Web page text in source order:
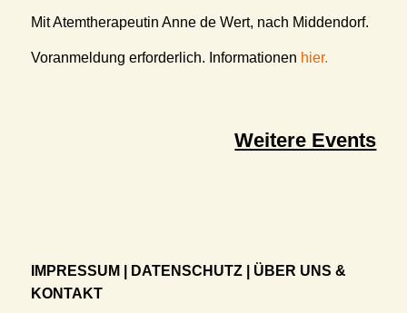
Mit Atemtherapeutin Anne de Wert, nach Middendorf.
Voranmeldung erforderlich. Informationen hier.
Weitere Events
IMPRESSUM DATENSCHUTZ| ÜBER UNS &
KONTAKT